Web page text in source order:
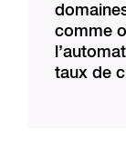
comme
taux de